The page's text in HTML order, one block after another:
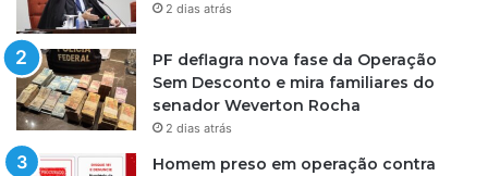
2 dias atrás
PF deflagra nova fase da Operação
Sem Desconto e mira familiares do
senador Weverton Rocha
2 dias atrás
Homem preso em operação contra